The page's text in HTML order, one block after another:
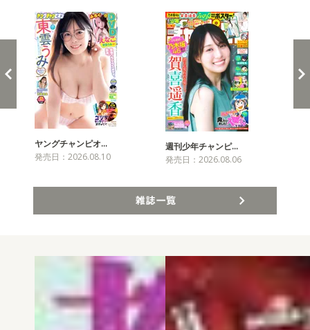
ヤングチャンピオ…
発売日：2026.08.10
週刊少年チャンピ…
発売日：2026.08.06